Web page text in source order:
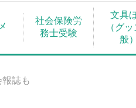
社会保険労
務士受験
文具
（グ
般）
誌も